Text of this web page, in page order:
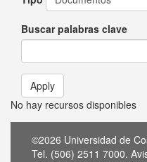
Buscar palabras clave
Apply
No hay recursos disponibles
©2026 Universidad de
Tel. (506) 2511 7000.